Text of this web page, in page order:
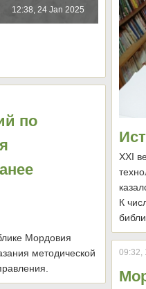
12:38, 24 Jan 2025
по
Мордовия
методической
XXI
К
09:32,